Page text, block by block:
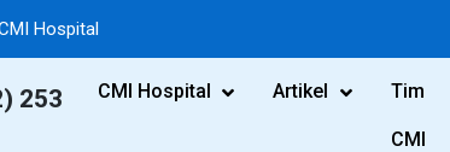
Hospital
253
CMI Hospital Artikel Tim
CMI